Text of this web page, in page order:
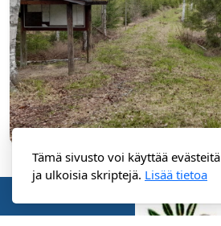
Tämä sivusto voi käyttää evästeitä
ja ulkoisia skriptejä. Lisää tietoa